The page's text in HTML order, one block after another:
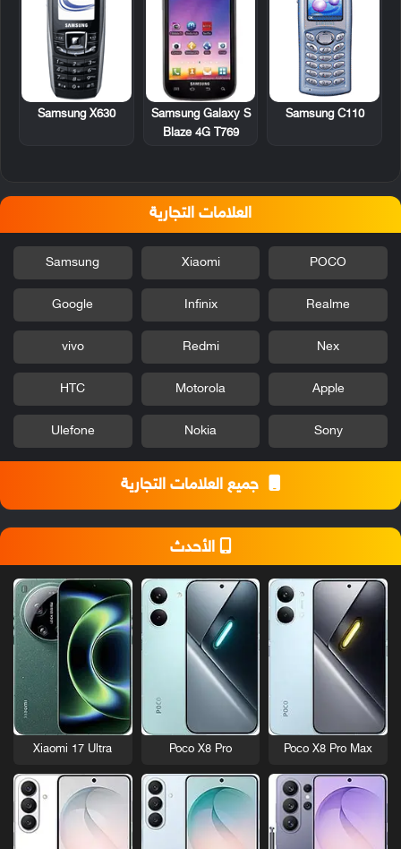
Samsung C110
Samsung Galaxy S
Blaze 4G T769
Samsung X630
العلامات التجارية
POCO
Xiaomi
Samsung
Realme
Infinix
Google
Nex
Redmi
vivo
Apple
Motorola
HTC
Sony
Nokia
Ulefone
جميع العلامات التجارية
الأحدث
Poco X8 Pro Max
Poco X8 Pro
Xiaomi 17 Ultra